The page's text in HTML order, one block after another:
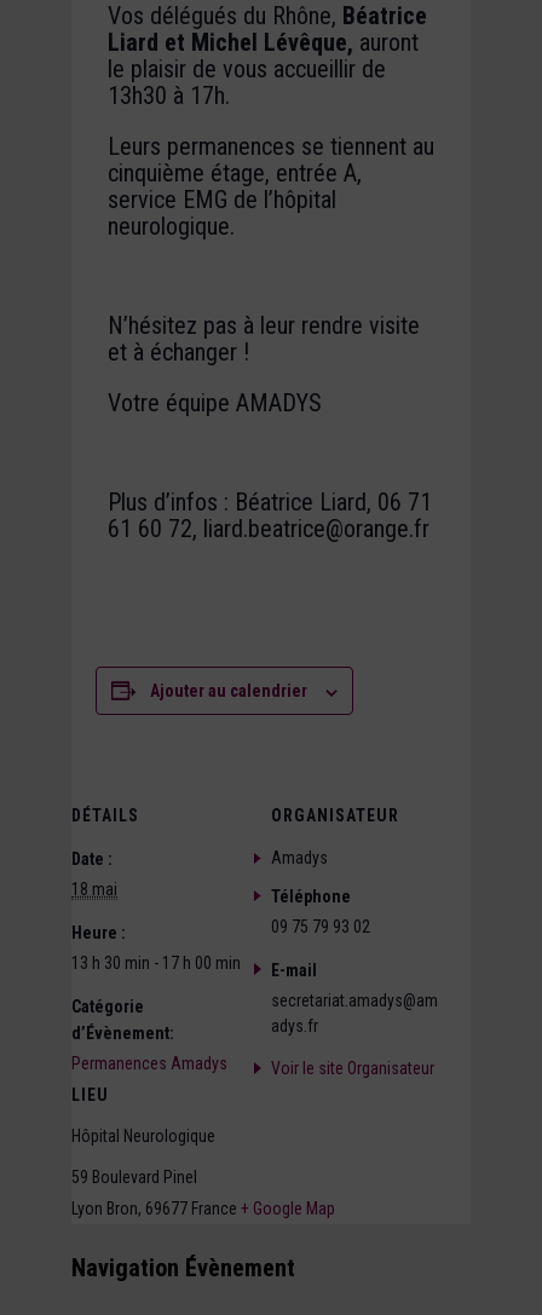
Vos délégués du Rhône, Béatrice
Liard et Michel Lévêque, auront
le plaisir de vous accueillir de
13h30 à 17h.
Leurs permanences se tiennent au
cinquième étage, entrée A,
service EMG de l’hôpital
neurologique.
N’hésitez pas à leur rendre visite
et à échanger !
Votre équipe AMADYS
Plus d’infos : Béatrice Liard, 06 71
61 60 72, liard.beatrice@orange.fr
Ajouter au calendrier
DÉTAILS
Date :
18 mai
Heure :
13 h 30 min - 17 h 00 min
Catégorie
d’Évènement:
Permanences Amadys
LIEU
Hôpital Neurologique
59 Boulevard Pinel
Lyon Bron, 69677 France + Google Map
ORGANISATEUR
Amadys
Téléphone
09 75 79 93 02
E-mail
secretariat.amadys@am
adys.fr
Voir le site Organisateur
Navigation Évènement